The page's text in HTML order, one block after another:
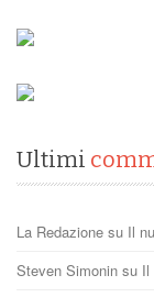
Ultimi
La Redazione su Il
Steven Simonin su Il